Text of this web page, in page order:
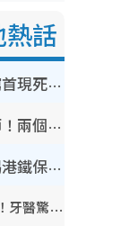
話
奪命寄生蟲｜食生菜狂瀉首現死者！疫潮惡化錄1.8萬宗病例 揭洗菜3大謬誤
銀行高層戀上水療女技師！兩個月借128萬驚覺「沉船」沉落火海 揭背後疑似邪教操控賣淫
內地客歎港人唔識老！揭港鐵保鮮級冷氣 港人求放過：咪投訴
牙線棒亂用隨時越清越污糟！牙醫驚揭盲目過戶細菌恐致蛀牙：呢種先係日常真保養